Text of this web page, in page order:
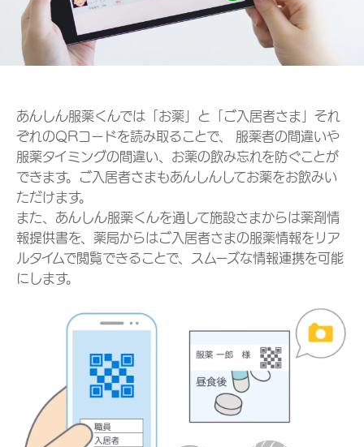
あんしん服薬くんでは「お薬」と「ご入居者さま」それ
ぞれのQRコードを読み取ることで、 服薬者の間違いや
服薬タイミングの間違い、お薬の飲み忘れを防ぐことが
できます。ご入居者さまもあんしんしてお薬をお飲みい
ただけます。
また、あんしん服薬くんを通して施設さまからは薬剤情
報提供書を、薬局からはご入居者さまの服薬情報をリア
ルタイムで閲覧できることで、スムーズな情報連携を可能
にします。